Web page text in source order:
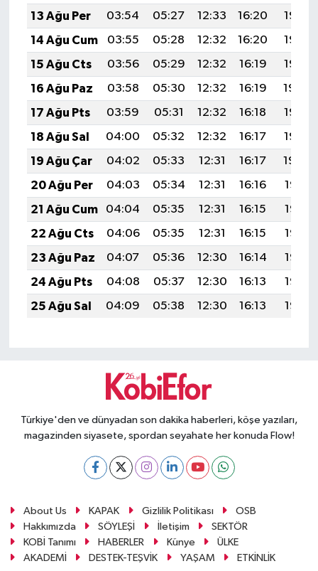
13 Ağu Per
03:54 05:27 12:33 16:20
19:28
14 Ağu Cum
03:55 05:28 12:32 16:20
19:27
15 Ağu Cts
03:56 05:29 12:32 16:19
19:26
16 Ağu Paz
03:58 05:30 12:32 16:19
19:24
17 Ağu Pts
03:59 05:31 12:32 16:18
19:23
18 Ağu Sal
04:00 05:32 12:32 16:17
19:22
19 Ağu Çar
04:02 05:33 12:31 16:17
19:20
20 Ağu Per
04:03 05:34 12:31 16:16
19:19
21 Ağu Cum
04:04 05:35 12:31 16:15
19:18
22 Ağu Cts
04:06 05:35 12:31 16:15
19:16
23 Ağu Paz
04:07 05:36 12:30 16:14
19:15
24 Ağu Pts
04:08 05:37 12:30 16:13
19:13
25 Ağu Sal
04:09 05:38 12:30 16:13 19:12
Türkiye'den ve dünyadan son dakika haberleri, köşe yazıları,
magazinden siyasete, spordan seyahate her konuda Flow!
About Us KAPAK Gizlilik Politikası
OSB
Hakkımızda
SÖYLEŞİ İletişim
SEKTÖR
KOBİ Tanımı
HABERLER Künye
ÜLKE
AKADEMİ
DESTEK-TEŞVİK YAŞAM ETKİNLİK